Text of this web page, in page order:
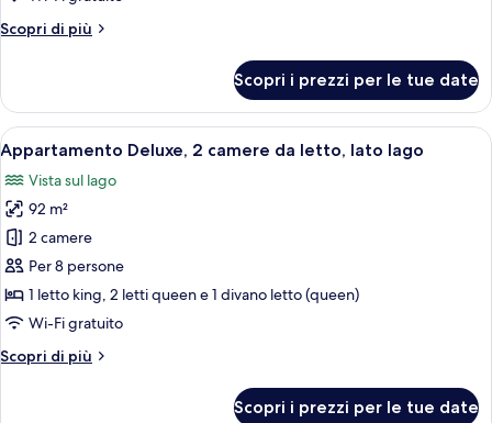
da
letto,
lago
Scopri di più
Altri
Deluxe,
camere
da
letto,
lato
lago
Scopri i prezzi per le tue date
Apri
tutte
le
foto
per
Appartamento
Deluxe,
2
camere
da
Un soggiorno con camino,
13
Appartamento Deluxe, 2 camere da letto, lato lago
Vista sul lago
92 m²
2 camere
Per 8 persone
1 letto king, 2 letti queen e 1 divano letto (queen)
Wi-Fi gratuito
Scopri di più
Altri
Scopri i prezzi per le tue date